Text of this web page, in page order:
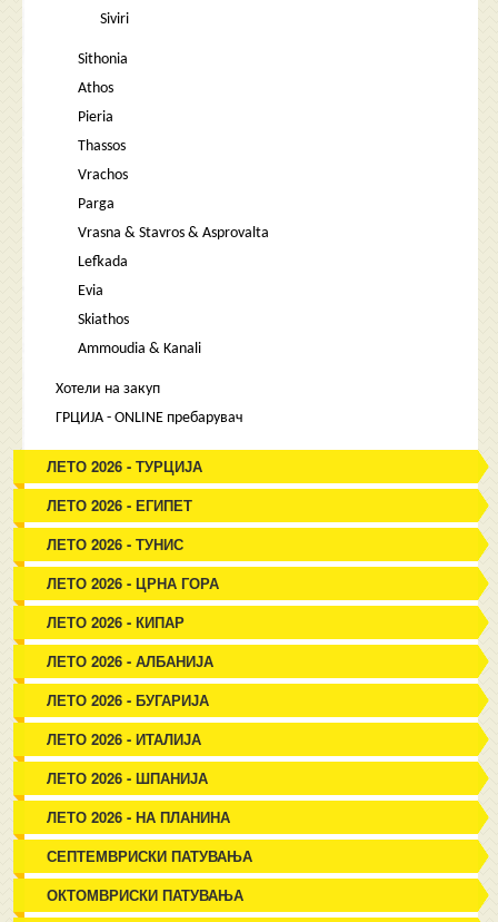
Siviri
Sithonia
Athos
Pieria
Thassos
Vrachos
Parga
Vrasna & Stavros & Asprovalta
Lefkada
Evia
Skiathos
Ammoudia & Kanali
Хотели на закуп
ГРЦИЈА - ONLINE пребарувач
ЛЕТО 2026 - ТУРЦИЈА
ЛЕТО 2026 - ЕГИПЕТ
ЛЕТО 2026 - ТУНИС
ЛЕТО 2026 - ЦРНА ГОРА
ЛЕТО 2026 - КИПАР
ЛЕТО 2026 - АЛБАНИЈА
ЛЕТО 2026 - БУГАРИЈА
ЛЕТО 2026 - ИТАЛИЈА
ЛЕТО 2026 - ШПАНИЈА
ЛЕТО 2026 - НА ПЛАНИНА
СЕПТЕМВРИСКИ ПАТУВАЊА
ОКТОМВРИСКИ ПАТУВАЊА